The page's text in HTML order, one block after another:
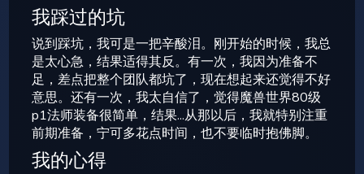
我踩过的坑
说到踩坑，我可是一把辛酸泪。刚开始的时候，我总
是太心急，结果适得其反。有一次，我因为准备不
足，差点把整个团队都坑了，现在想起来还觉得不好
意思。还有一次，我太自信了，觉得魔兽世界80级
p1法师装备很简单，结果...从那以后，我就特别注重
前期准备，宁可多花点时间，也不要临时抱佛脚。
我的心得